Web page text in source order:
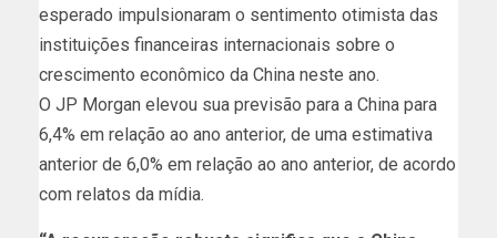
esperado impulsionaram o sentimento otimista das
instituições financeiras internacionais sobre o
crescimento econômico da China neste ano.
O JP Morgan elevou sua previsão para a China para
6,4% em relação ao ano anterior, de uma estimativa
anterior de 6,0% em relação ao ano anterior, de acordo
com relatos da mídia.